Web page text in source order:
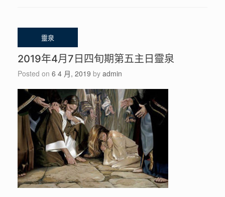
2019年4月7日四旬期第五主日靈泉
Posted on 6 4 月, 2019 by admin